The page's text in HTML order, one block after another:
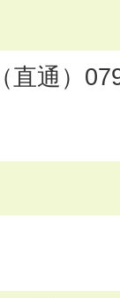
直通）